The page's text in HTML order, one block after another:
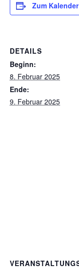
Zum
DETAILS
Beginn:
8. Februar 2025
Ende:
9. Februar 2025